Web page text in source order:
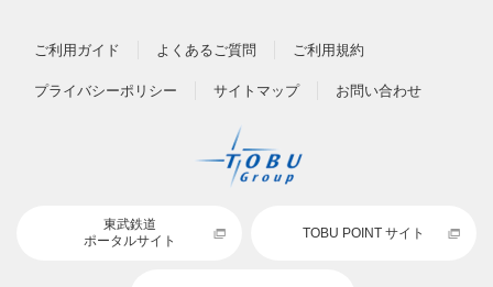
ご利用ガイド よくあるご質問 ご利用規約
プライバシーポリシー サイトマップ お問い合わせ
東武鉄道
ポータルサイト
TOBU POINT サイト